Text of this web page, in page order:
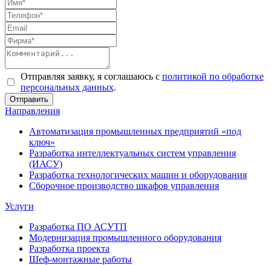
Отправляя заявку, я соглашаюсь с политикой по обработке
персональных данных.
Направления
Автоматизация промышленных предприятий «под
ключ»
Разработка интеллектуальных систем управления
(ИАСУ)
Разработка технологических машин и оборудования
Сборочное производство шкафов управления
Услуги
Разработка ПО АСУТП
Модернизация промышленного оборудования
Разработка проекта
Шеф-монтажные работы